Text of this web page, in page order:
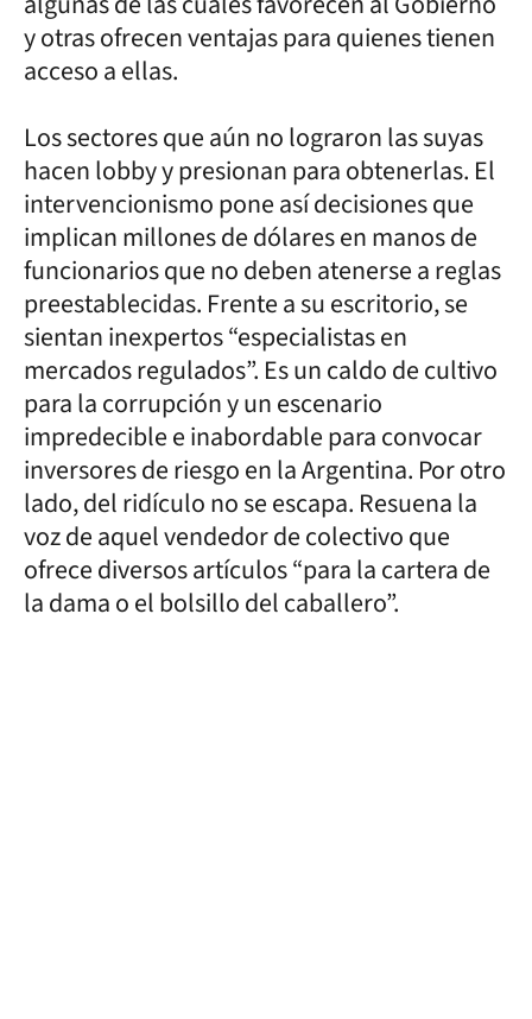
y otras ofrecen ventajas para quienes tienen
acceso a ellas.
Los sectores que aún no lograron las suyas
hacen lobby y presionan para obtenerlas. El
intervencionismo pone así decisiones que
implican millones de dólares en manos de
funcionarios que no deben atenerse a reglas
preestablecidas. Frente a su escritorio, se
sientan inexpertos “especialistas en
mercados regulados”. Es un caldo de cultivo
para la corrupción y un escenario
impredecible e inabordable para convocar
inversores de riesgo en la Argentina. Por otro
lado, del ridículo no se escapa. Resuena la
voz de aquel vendedor de colectivo que
ofrece diversos artículos “para la cartera de
la dama o el bolsillo del caballero”.